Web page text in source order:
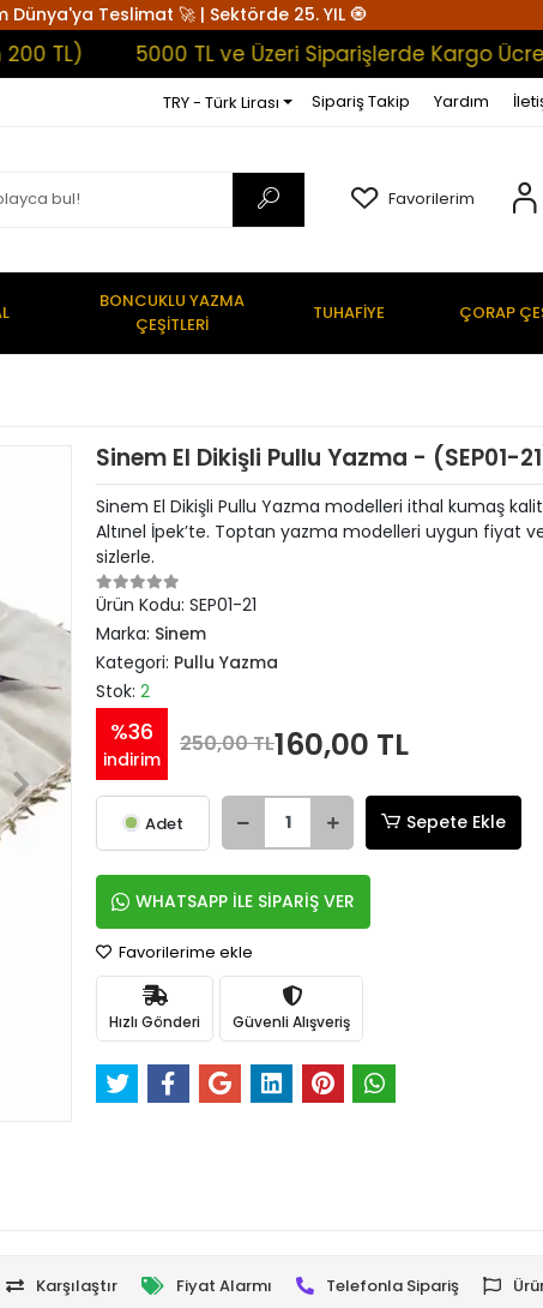
Dünya'ya Teslimat 🚀 | Sektörde 25. YIL 🧿
5000 TL ve Üzeri Siparişlerde Kargo Ücretsiz!
TRY - Türk Lirası Sipariş Takip Yardım
Favorilerim
BONCUKLU YAZMA
ÇEŞİTLERİ
TUHAFİYE ÇORAP
Sinem El Dikişli Pullu Yazma - (SEP01-
Sinem El Dikişli Pullu Yazma modelleri ithal kumaş
Altınel İpek’te. Toptan yazma modelleri uygun fiyat
sizlerle.
Ürün Kodu: SEP01-21
Marka: Sinem
Kategori: Pullu Yazma
Stok: 2
%36
indirim
250,00 TL160,00 TL
Adet Sepete Ekle
WHATSAPP İLE SİPARİŞ VER
Favorilerime ekle
Hızlı Gönderi Güvenli Alışveriş
Karşılaştır Fiyat Alarmı Telefonla Sipariş